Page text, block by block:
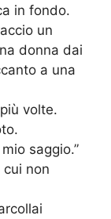
in fondo.
un
donna dai
a una
volte.
saggio.”
non